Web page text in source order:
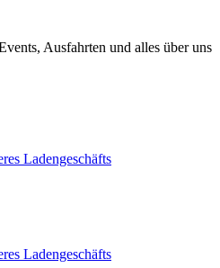
Ausfahrten und alles über uns
Ladengeschäfts
Ladengeschäfts